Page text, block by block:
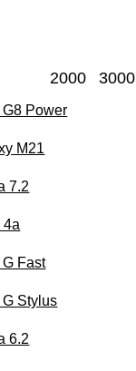
2000 3000
G8 Power
M21
7.2
4a
Fast
G Stylus
6.2